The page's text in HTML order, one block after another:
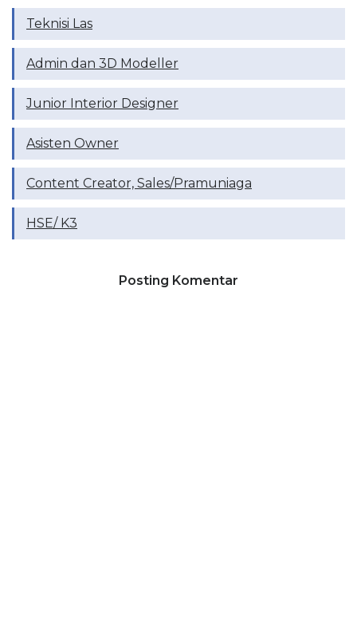
Teknisi Las
Admin dan 3D Modeller
Junior Interior Designer
Asisten Owner
Content Creator, Sales/Pramuniaga
HSE/ K3
Posting Komentar